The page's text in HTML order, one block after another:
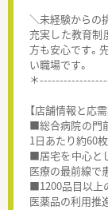
＼未経験からの
充実した教育制
方も安心です。
い職場です。
＊
【店舗情報と応
■総合病院の門
1日あたり約60
■居宅を中心と
医療の最前線で
■1200品目以上
医薬品の利用推